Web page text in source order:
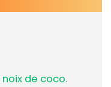
noix de coco.